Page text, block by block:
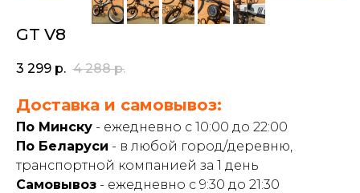
GT V8
3 299 р. 4 288 р.
Доставка и самовывоз:
По Минску - ежедневно с 10:00 до 22:00
По Беларуси - в любой город/деревню,
транспортной компанией за 1 день
Самовывоз - ежедневно с 9:30 до 21:30